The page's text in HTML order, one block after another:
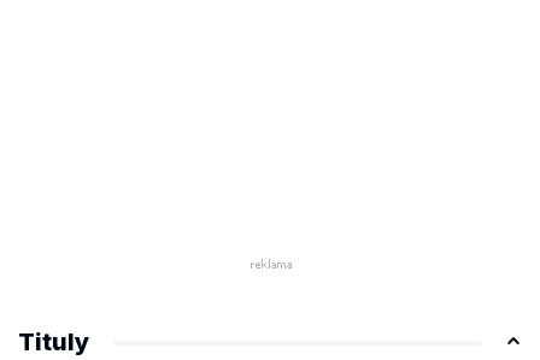
Tituly